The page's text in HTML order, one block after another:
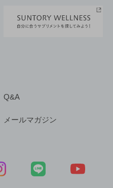
Q&A
メールマガジン